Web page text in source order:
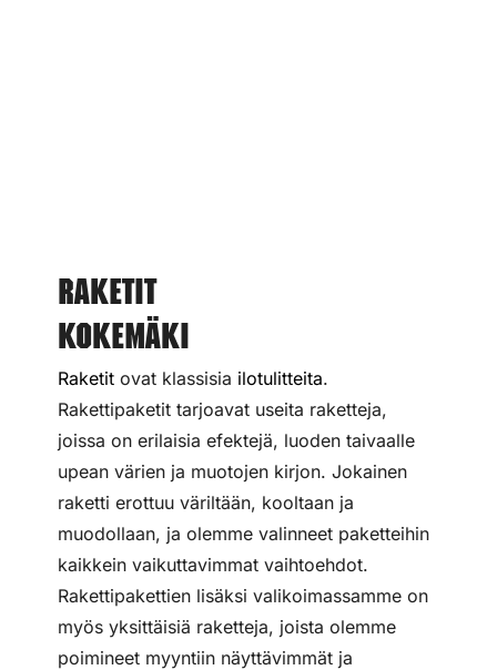
Raketit
Kokemäki
Raketit ovat klassisia ilotulitteita.
Rakettipaketit tarjoavat useita raketteja,
joissa on erilaisia efektejä, luoden taivaalle
upean värien ja muotojen kirjon. Jokainen
raketti erottuu väriltään, kooltaan ja
muodollaan, ja olemme valinneet paketteihin
kaikkein vaikuttavimmat vaihtoehdot.
Rakettipakettien lisäksi valikoimassamme on
myös yksittäisiä raketteja, joista olemme
poimineet myyntiin näyttävimmät ja